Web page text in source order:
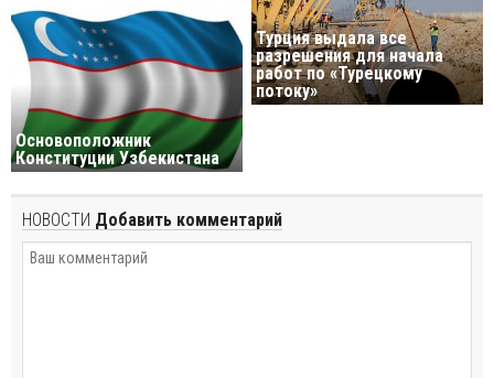
Основоположник
Конституции Узбекистана
Турция выдала все
разрешения для начала
работ по «Турецкому
потоку»
НОВОСТИ Добавить комментарий